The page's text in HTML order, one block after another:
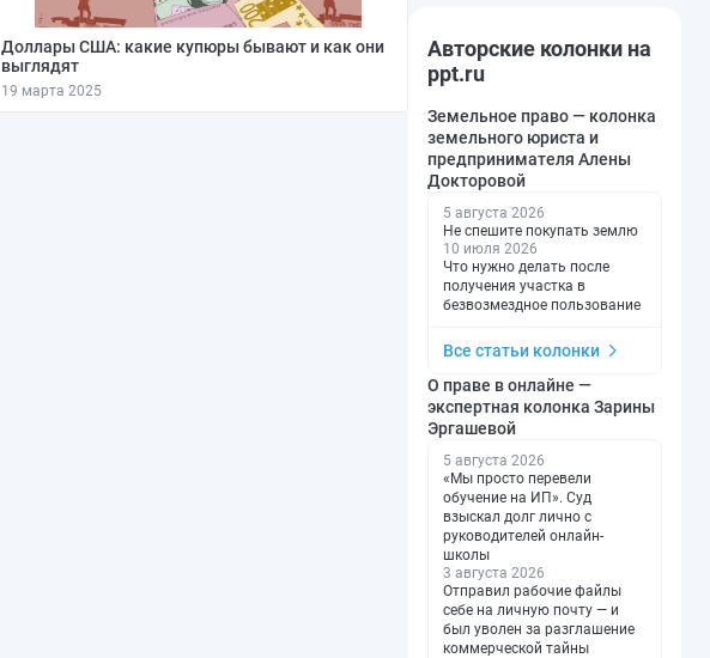
Доллары США: какие купюры бывают и как они
выглядят
19 марта 2025
Авторские колонки на
ppt.ru
Земельное право — колонка
земельного юриста и
предпринимателя Алены
Докторовой
5 августа 2026
Не спешите покупать землю
10 июля 2026
Что нужно делать после
получения участка в
безвозмездное пользование
Все статьи колонки
О праве в онлайне —
экспертная колонка Зарины
Эргашевой
5 августа 2026
«Мы просто перевели
обучение на ИП». Суд
взыскал долг лично с
руководителей онлайн-
школы
3 августа 2026
Отправил рабочие файлы
себе на личную почту — и
был уволен за разглашение
коммерческой тайны